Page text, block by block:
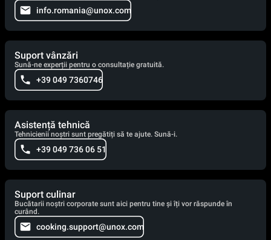
info.romania@unox.com
Suport vânzări
Sună-ne experții pentru o consultație gratuită.
+39 049 7360746
Asistență tehnică
Tehnicienii noștri sunt pregătiți să te ajute. Sună-i.
+39 049 736 06 51
Suport culinar
Bucătarii noștri corporate sunt aici pentru tine și îți vor răspunde în
curând.
cooking.support@unox.com